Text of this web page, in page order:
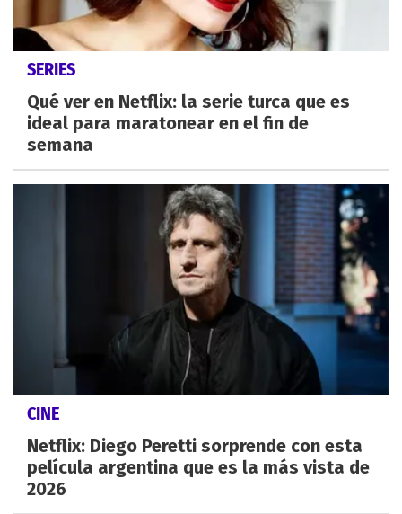
SERIES
Qué ver en Netflix: la serie turca que es
ideal para maratonear en el fin de
semana
CINE
Netflix: Diego Peretti sorprende con esta
película argentina que es la más vista de
2026